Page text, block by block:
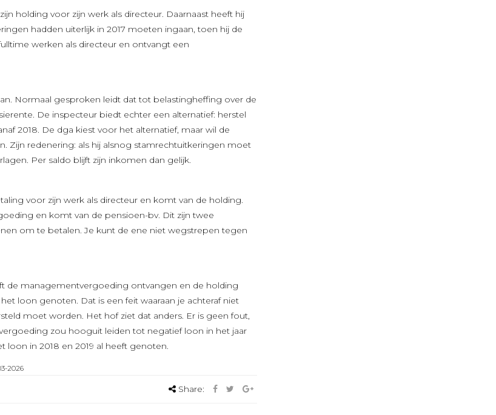
holding voor zijn werk als directeur. Daarnaast heeft hij
hadden uiterlijk in 2017 moeten ingaan, toen hij de
werken als directeur en ontvangt een
Normaal gesproken leidt dat tot belastingheffing over de
De inspecteur biedt echter een alternatief: herstel
2018. De dga kiest voor het alternatief, maar wil de
Zijn redenering: als hij alsnog stamrechtuitkeringen moet
Per saldo blijft zijn inkomen dan gelijk.
voor zijn werk als directeur en komt van de holding.
en komt van de pensioen-bv. Dit zijn twee
om te betalen. Je kunt de ene niet wegstrepen tegen
de managementvergoeding ontvangen en de holding
loon genoten. Dat is een feit waaraan je achteraf niet
moet worden. Het hof ziet dat anders. Er is geen fout,
zou hooguit leiden tot negatief loon in het jaar
loon in 2018 en 2019 al heeft genoten.
2026
Share: